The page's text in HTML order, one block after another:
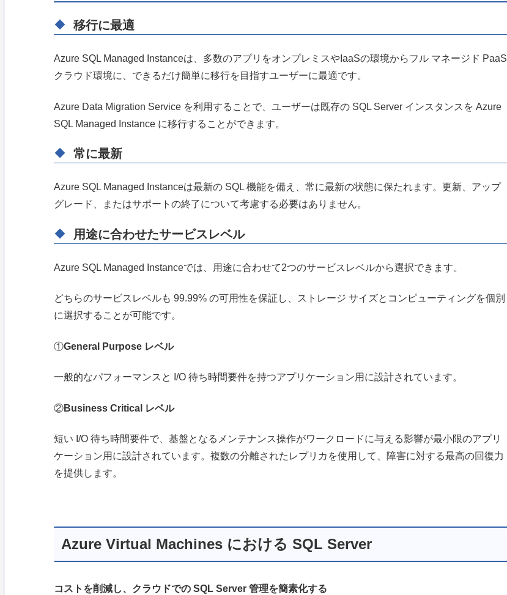
移行に最適
Azure SQL Managed Instanceは、多数のアプリをオンプレミスやIaaSの環境からフル マネージド PaaS
クラウド環境に、できるだけ簡単に移行を目指すユーザーに最適です。
Azure Data Migration Service を利用することで、ユーザーは既存の SQL Server インスタンスを Azure
SQL Managed Instance に移行することができます。
常に最新
Azure SQL Managed Instanceは最新の SQL 機能を備え、常に最新の状態に保たれます。更新、アップ
グレード、またはサポートの終了について考慮する必要はありません。
用途に合わせたサービスレベル
Azure SQL Managed Instanceでは、用途に合わせて2つのサービスレベルから選択できます。
どちらのサービスレベルも 99.99% の可用性を保証し、ストレージ サイズとコンピューティングを個別
に選択することが可能です。
①General Purpose レベル
一般的なパフォーマンスと I/O 待ち時間要件を持つアプリケーション用に設計されています。
②Business Critical レベル
短い I/O 待ち時間要件で、基盤となるメンテナンス操作がワークロードに与える影響が最小限のアプリ
ケーション用に設計されています。複数の分離されたレプリカを使用して、障害に対する最高の回復力
を提供します。
Azure Virtual Machines における SQL Server
コストを削減し、クラウドでの SQL Server 管理を簡素化する